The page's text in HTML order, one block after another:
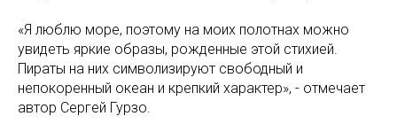
«Я люблю море, поэтому на моих полотнах можно
увидеть яркие образы, рожденные этой стихией.
Пираты на них символизируют свободный и
непокоренный океан и крепкий характер», - отмечает
автор Сергей Гурзо.